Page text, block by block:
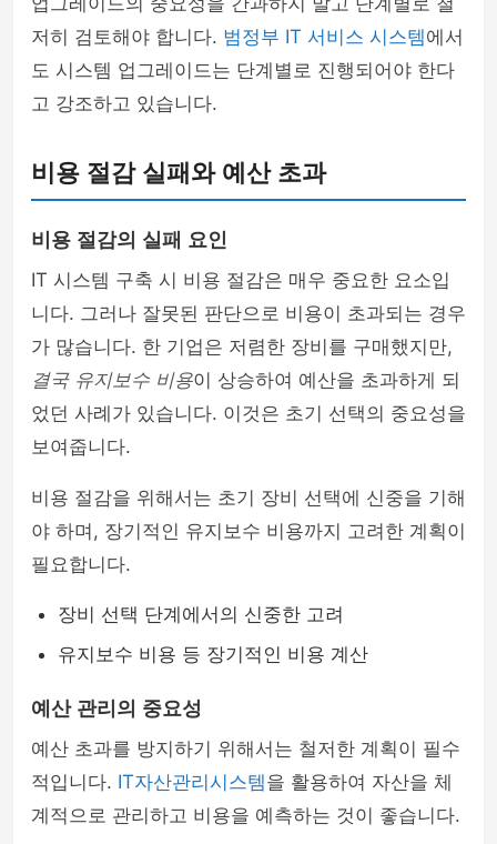
저히 검토해야 합니다. 범정부 IT 서비스 시스템에서
도 시스템 업그레이드는 단계별로 진행되어야 한다
고 강조하고 있습니다.
비용 절감 실패와 예산 초과
비용 절감의 실패 요인
IT 시스템 구축 시 비용 절감은 매우 중요한 요소입
니다. 그러나 잘못된 판단으로 비용이 초과되는 경우
가 많습니다. 한 기업은 저렴한 장비를 구매했지만,
결국 유지보수 비용이 상승하여 예산을 초과하게 되
었던 사례가 있습니다. 이것은 초기 선택의 중요성을
보여줍니다.
비용 절감을 위해서는 초기 장비 선택에 신중을 기해
야 하며, 장기적인 유지보수 비용까지 고려한 계획이
필요합니다.
장비 선택 단계에서의 신중한 고려
유지보수 비용 등 장기적인 비용 계산
예산 관리의 중요성
예산 초과를 방지하기 위해서는 철저한 계획이 필수
적입니다. IT자산관리시스템을 활용하여 자산을 체
계적으로 관리하고 비용을 예측하는 것이 좋습니다.